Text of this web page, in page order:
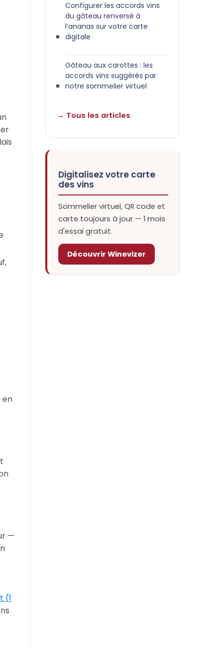
en
—
(1
Configurer les accords vins
du gâteau renversé à
l’ananas sur votre carte
digitale
Gâteau aux carottes : les
accords vins suggérés par
notre sommelier virtuel
→ Tous les articles
Digitalisez votre carte
des vins
Sommelier virtuel, QR code et
carte toujours à jour — 1 mois
d'essai gratuit.
Découvrir Winevizer